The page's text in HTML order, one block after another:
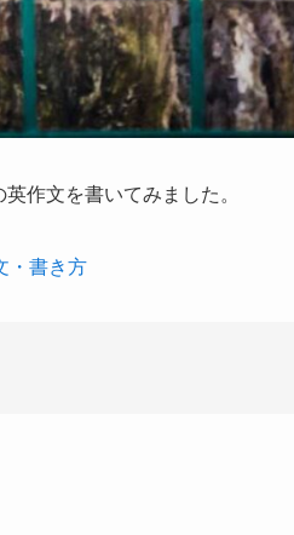
作文を書いてみました。
・書き方